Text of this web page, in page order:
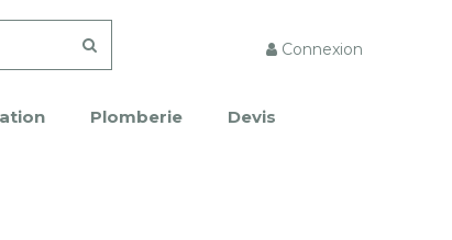
Connexion
Plomberie Devis